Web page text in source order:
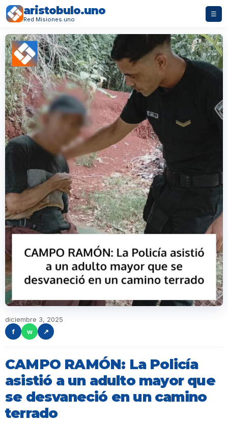
aristobulo.uno
Red Misiones.uno
☰
diciembre 3, 2025
f
w ↗
CAMPO RAMÓN: La Policía
asistió a un adulto mayor que
se desvaneció en un camino
terrado